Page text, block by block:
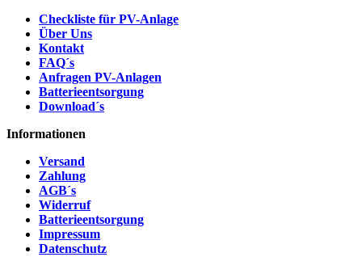
Checkliste für PV-Anlage
Über Uns
Kontakt
FAQ´s
Anfragen PV-Anlagen
Batterieentsorgung
Download´s
Informationen
Versand
Zahlung
AGB´s
Widerruf
Batterieentsorgung
Impressum
Datenschutz